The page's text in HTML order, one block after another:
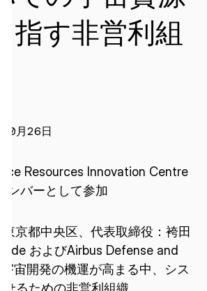
投資家お問い合わせ
指す非営利組
10月26日
Resources Innovation Centre
ンバーとして参加
京都中央区、代表取締役：袴田
およびAirbus Defense and
宙開発の機運が高まる中、シス
るための非営利組織